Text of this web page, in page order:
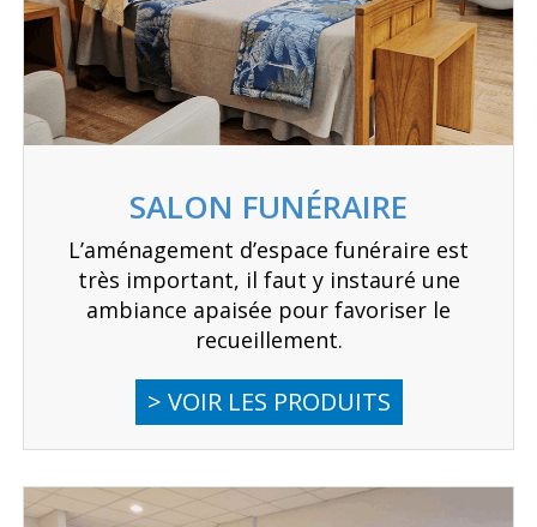
SALON FUNÉRAIRE
L’aménagement d’espace funéraire est
très important, il faut y instauré une
ambiance apaisée pour favoriser le
recueillement.
> VOIR LES PRODUITS